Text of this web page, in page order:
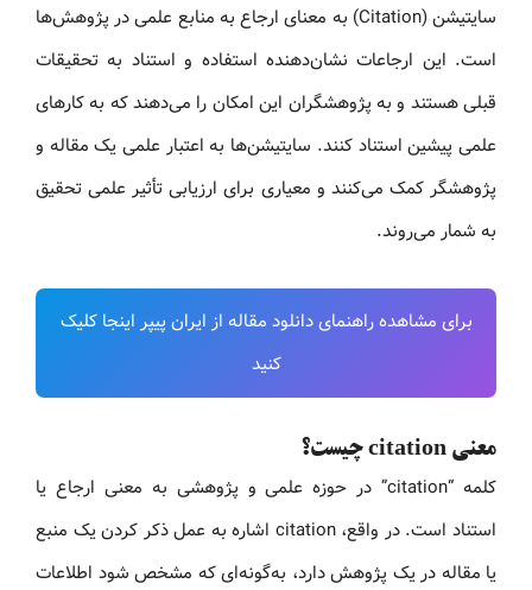
سایتیشن (Citation) به معنای ارجاع به منابع علمی در پژوهش‌ها
است. این ارجاعات نشان‌دهنده استفاده و استناد به تحقیقات
قبلی هستند و به پژوهشگران این امکان را می‌دهند که به کارهای
علمی پیشین استناد کنند. سایتیشن‌ها به اعتبار علمی یک مقاله و
پژوهشگر کمک می‌کنند و معیاری برای ارزیابی تأثیر علمی تحقیق
به شمار می‌روند.
برای مشاهده راهنمای دانلود مقاله از ایران پیپر اینجا کلیک
کنید
معنی citation چیست؟
کلمه “citation” در حوزه علمی و پژوهشی به معنی ارجاع یا
استناد است. در واقع، citation اشاره به عمل ذکر کردن یک منبع
یا مقاله در یک پژوهش دارد، به‌گونه‌ای که مشخص شود اطلاعات